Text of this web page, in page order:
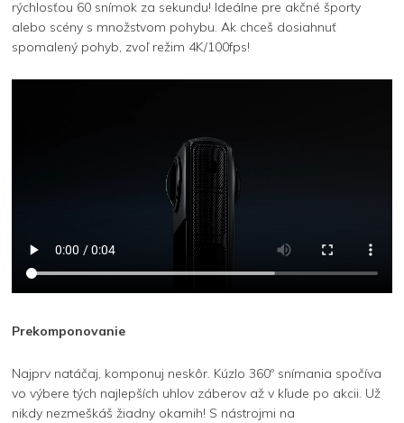
rýchlosťou 60 snímok za sekundu! Ideálne pre akčné športy
alebo scény s množstvom pohybu. Ak chceš dosiahnuť
spomalený pohyb, zvoľ režim 4K/100fps!
Prekomponovanie
Najprv natáčaj, komponuj neskôr. Kúzlo 360º snímania spočíva
vo výbere tých najlepších uhlov záberov až v kľude po akcii. Už
nikdy nezmeškáš žiadny okamih! S nástrojmi na